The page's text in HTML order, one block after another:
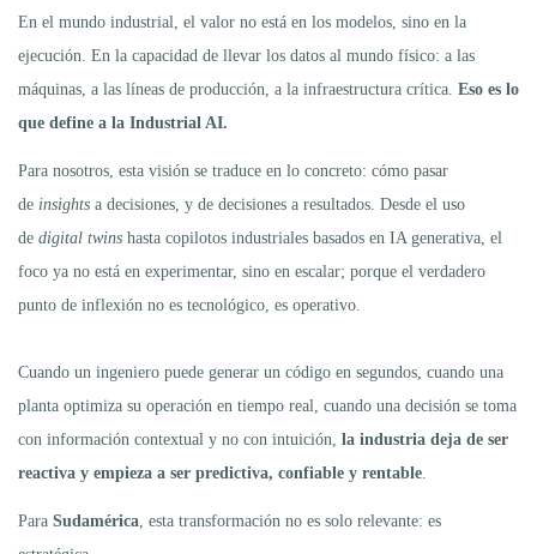
En el mundo industrial, el valor no está en los modelos, sino en la
ejecución. En la capacidad de llevar los datos al mundo físico: a las
máquinas, a las líneas de producción, a la infraestructura crítica. Eso es lo
que define a la Industrial AI.
Para nosotros, esta visión se traduce en lo concreto: cómo pasar
de insights a decisiones, y de decisiones a resultados. Desde el uso
de digital twins hasta copilotos industriales basados en IA generativa, el
foco ya no está en experimentar, sino en escalar; porque el verdadero
punto de inflexión no es tecnológico, es operativo.
Cuando un ingeniero puede generar un código en segundos, cuando una
planta optimiza su operación en tiempo real, cuando una decisión se toma
con información contextual y no con intuición, la industria deja de ser
reactiva y empieza a ser predictiva, confiable y rentable
Para Sudamérica , esta transformación no es solo relevante: es